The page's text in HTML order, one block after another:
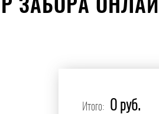
ЗАБОРА
Итого: 0 руб.